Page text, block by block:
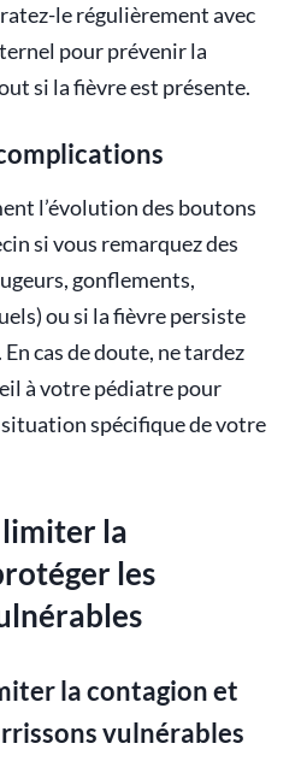
le régulièrement avec
pour prévenir la
si la fièvre est présente.
l’évolution des boutons
si vous remarquez des
gonflements,
ou si la fièvre persiste
cas de doute, ne tardez
à votre pédiatre pour
spécifique de votre
la
les
la contagion et
vulnérables